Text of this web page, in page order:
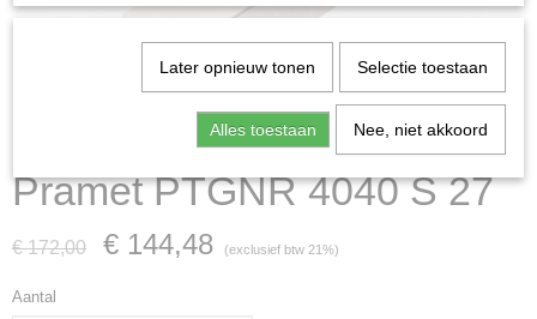
Pramet PTGNR 4040 S 27
€ 172,00 € 144,48 (exclusief btw 21%)
Aantal
Later opnieuw tonen Selectie toestaan
Alles toestaan Nee, niet akkoord